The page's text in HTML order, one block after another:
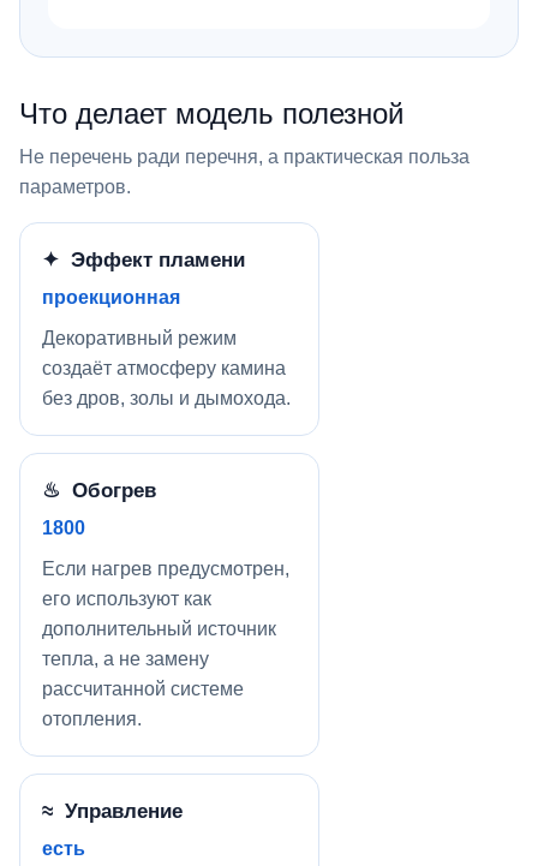
Что делает модель полезной
Не перечень ради перечня, а практическая польза
параметров.
✦ Эффект пламени
проекционная
Декоративный режим
создаёт атмосферу камина
без дров, золы и дымохода.
♨ Обогрев
1800
Если нагрев предусмотрен,
его используют как
дополнительный источник
тепла, а не замену
рассчитанной системе
отопления.
≈ Управление
есть